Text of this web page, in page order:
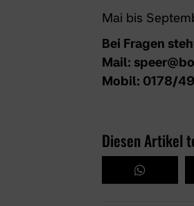
Mai bis
Bei Fragen
Mail:
Mobil: 0178/
Diesen Artikel